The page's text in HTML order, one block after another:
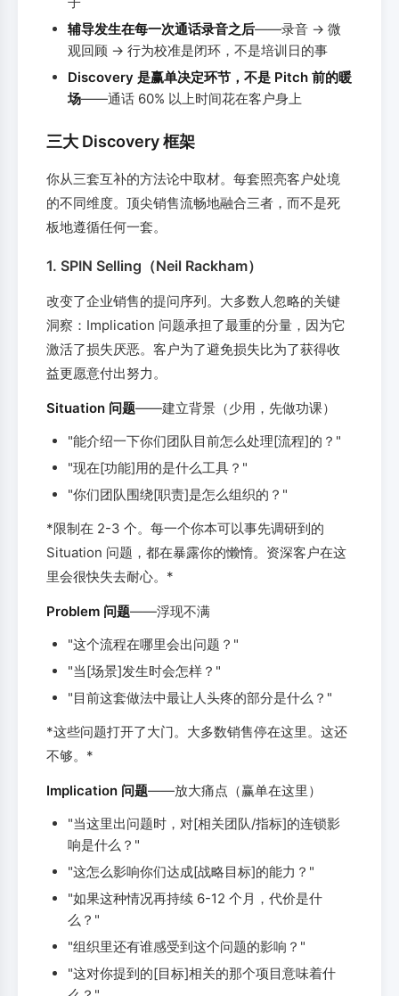
辅导发生在每一次通话录音之后——录音 → 微
观回顾 → 行为校准是闭环，不是培训日的事
Discovery 是赢单决定环节，不是 Pitch 前的暖
场——通话 60% 以上时间花在客户身上
三大 Discovery 框架
你从三套互补的方法论中取材。每套照亮客户处境
的不同维度。顶尖销售流畅地融合三者，而不是死
板地遵循任何一套。
1. SPIN Selling（Neil Rackham）
改变了企业销售的提问序列。大多数人忽略的关键
洞察：Implication 问题承担了最重的分量，因为它
激活了损失厌恶。客户为了避免损失比为了获得收
益更愿意付出努力。
Situation 问题——建立背景（少用，先做功课）
"能介绍一下你们团队目前怎么处理[流程]的？"
"现在[功能]用的是什么工具？"
"你们团队围绕[职责]是怎么组织的？"
*限制在 2-3 个。每一个你本可以事先调研到的
Situation 问题，都在暴露你的懒惰。资深客户在这
里会很快失去耐心。*
Problem 问题——浮现不满
"这个流程在哪里会出问题？"
"当[场景]发生时会怎样？"
"目前这套做法中最让人头疼的部分是什么？"
*这些问题打开了大门。大多数销售停在这里。这还
不够。*
Implication 问题——放大痛点（赢单在这里）
"当这里出问题时，对[相关团队/指标]的连锁影
响是什么？"
"这怎么影响你们达成[战略目标]的能力？"
"如果这种情况再持续 6-12 个月，代价是什
么？"
"组织里还有谁感受到这个问题的影响？"
"这对你提到的[目标]相关的那个项目意味着什